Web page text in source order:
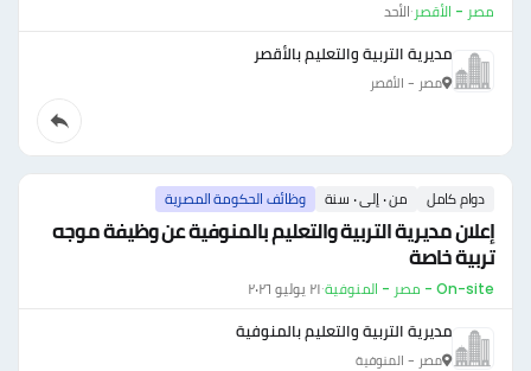
مصر - الأقصر·الأحد
مديرية التربية والتعليم بالأقصر
مصر - الأقصر
دوام كامل من ٠ إلى ٠ سنة وظائف الحكومة المصرية
إعلان مديرية التربية والتعليم بالمنوفية عن وظيفة موجه
تربية خاصة
On-site - مصر - المنوفية ·٢١ يوليو ٢٠٢٦
مديرية التربية والتعليم بالمنوفية
مصر - المنوفية